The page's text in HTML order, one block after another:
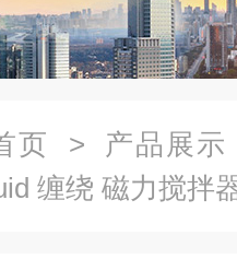
页 > 产品展示
缠绕 磁力搅拌